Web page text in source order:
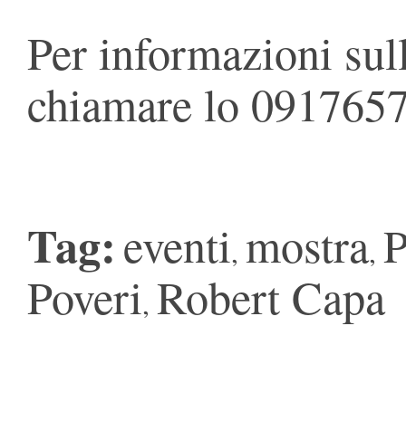
Per informazioni
chiamare lo
Tag:eventi, mostra,
Poveri, Robert Capa